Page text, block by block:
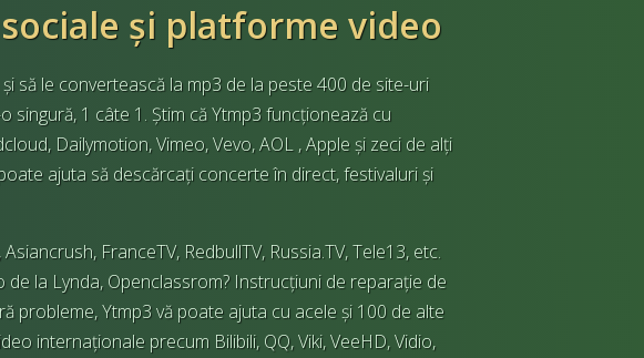
și platforme video
să le convertească la mp3 de la peste 400 de site-uri
1 câte 1. Știm că Ytmp3 funcționează cu
Dailymotion, Vimeo, Vevo, AOL , Apple și zeci de alți
ajuta să descărcați concerte în direct, festivaluri și
FranceTV, RedbullTV, Russia.TV, Tele13, etc.
de la Lynda, Openclassrom? Instrucțiuni de reparație de
probleme, Ytmp3 vă poate ajuta cu acele și 100 de alte
internaționale precum Bilibili, QQ, Viki, VeeHD, Vidio,